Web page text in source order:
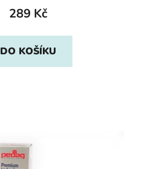
289 Kč
DO KOŠÍKU